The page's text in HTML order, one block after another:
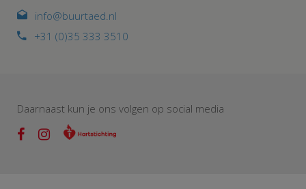
info@buurtaed.nl
+31 (0)35 333 3510
Daarnaast kun je ons volgen op social media